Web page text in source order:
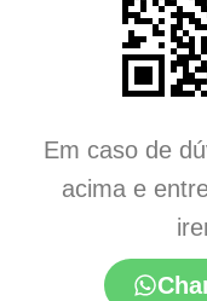
Em caso de
acima e